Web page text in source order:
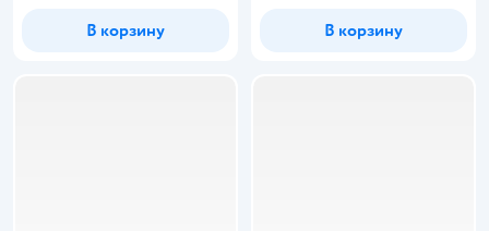
В корзину В корзину